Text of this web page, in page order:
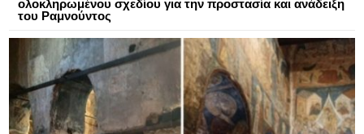
ολοκληρωμένου σχεδίου για την προστασία και ανάδειξη
του Ραμνούντος